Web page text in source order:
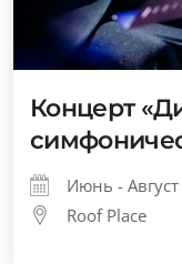
Концерт
Июнь -
Roof Place